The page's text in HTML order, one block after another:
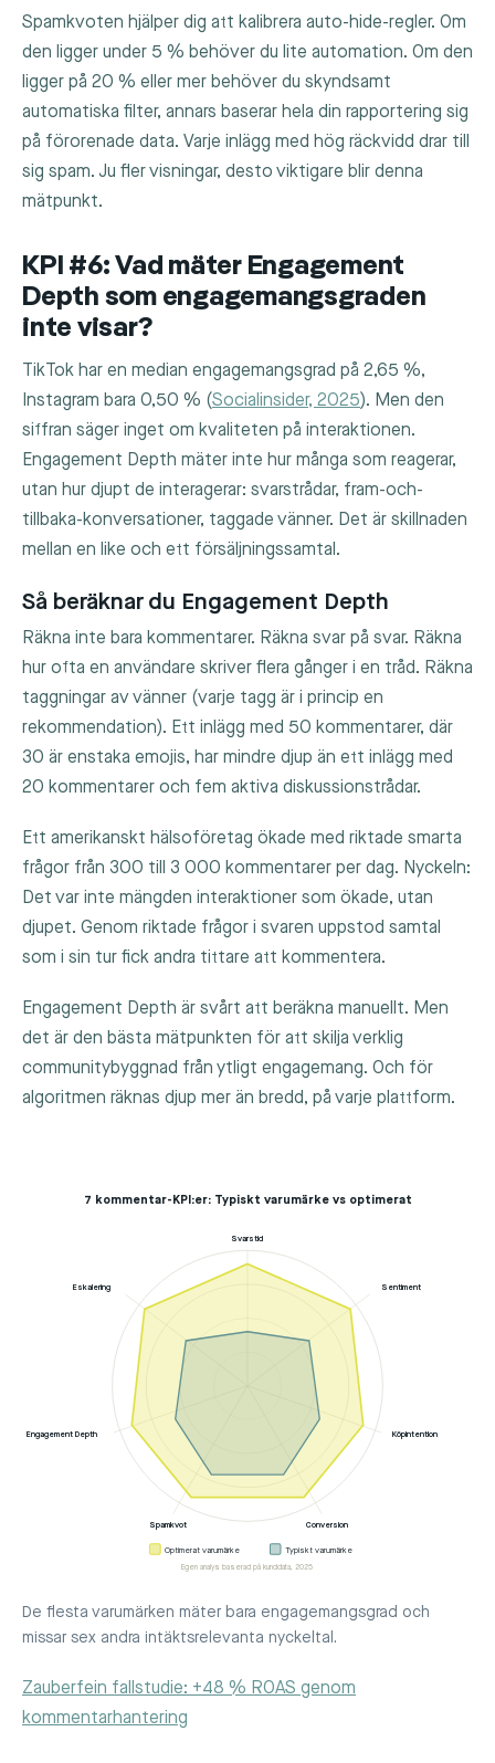
Spamkvoten hjälper dig att kalibrera auto-hide-regler. Om
den ligger under 5 % behöver du lite automation. Om den
ligger på 20 % eller mer behöver du skyndsamt
automatiska filter, annars baserar hela din rapportering sig
på förorenade data. Varje inlägg med hög räckvidd drar till
sig spam. Ju fler visningar, desto viktigare blir denna
mätpunkt.
KPI #6: Vad mäter Engagement
Depth som engagemangsgraden
inte visar?
TikTok har en median engagemangsgrad på 2,65 %,
Instagram bara 0,50 % (Socialinsider, 2025). Men den
siffran säger inget om kvaliteten på interaktionen.
Engagement Depth mäter inte hur många som reagerar,
utan hur djupt de interagerar: svarstrådar, fram-och-
tillbaka-konversationer, taggade vänner. Det är skillnaden
mellan en like och ett försäljningssamtal.
Så beräknar du Engagement Depth
Räkna inte bara kommentarer. Räkna svar på svar. Räkna
hur ofta en användare skriver flera gånger i en tråd. Räkna
taggningar av vänner (varje tagg är i princip en
rekommendation). Ett inlägg med 50 kommentarer, där
30 är enstaka emojis, har mindre djup än ett inlägg med
20 kommentarer och fem aktiva diskussionstrådar.
Ett amerikanskt hälsoföretag ökade med riktade smarta
frågor från 300 till 3 000 kommentarer per dag. Nyckeln:
Det var inte mängden interaktioner som ökade, utan
djupet. Genom riktade frågor i svaren uppstod samtal
som i sin tur fick andra tittare att kommentera.
Engagement Depth är svårt att beräkna manuellt. Men
det är den bästa mätpunkten för att skilja verklig
communitybyggnad från ytligt engagemang. Och för
algoritmen räknas djup mer än bredd, på varje plattform.
7 kommentar-KPI:er: Typiskt varumärke vs optimerat
Svarstid
Sentiment
Köpintention
Conversion
Spamkvot
Engagement Depth
Eskalering
Optimerat varumärke Typiskt varumärke
Egen analys baserad på kunddata, 2025
De flesta varumärken mäter bara engagemangsgrad och
missar sex andra intäktsrelevanta nyckeltal.
Zauberfein fallstudie: +48 % ROAS genom
kommentarhantering